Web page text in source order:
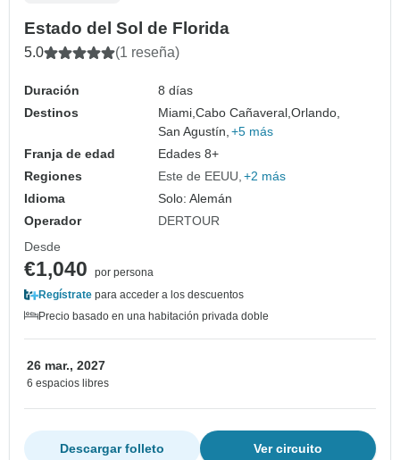
Estado del Sol de Florida
5.0 (1 reseña)
Duración
8 días
Destinos
Miami,Cabo Cañaveral,Orlando,
San Agustín, +5 más
Franja de edad
Edades 8+
Regiones
Este de EEUU +2 más
Idioma
Solo: Alemán
Operador
DERTOUR
Desde
€1,040
por persona
Regístrate para acceder a los descuentos
Precio basado en una habitación privada doble
26 mar., 2027
6 espacios libres
Ver circuito
Descargar folleto